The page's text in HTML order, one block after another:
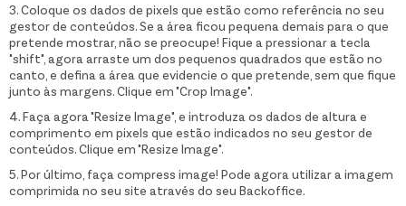
3. Coloque os dados de pixels que estão como referência no seu
gestor de conteúdos. Se a área ficou pequena demais para o que
pretende mostrar, não se preocupe! Fique a pressionar a tecla
"shift", agora arraste um dos pequenos quadrados que estão no
canto, e defina a área que evidencie o que pretende, sem que fique
junto às margens. Clique em "Crop Image".
4. Faça agora "Resize Image", e introduza os dados de altura e
comprimento em pixels que estão indicados no seu gestor de
conteúdos. Clique em "Resize Image".
5. Por último, faça compress image! Pode agora utilizar a imagem
comprimida no seu site através do seu Backoffice.